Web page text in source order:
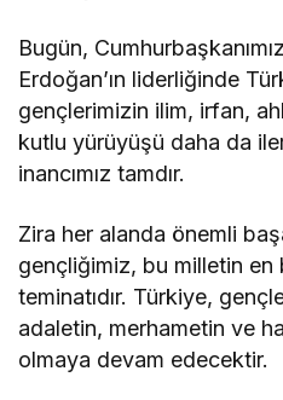
Bugün,
Erdoğan’ın liderliğinde
gençlerimizin ilim, irfan,
kutlu yürüyüşü daha da
inancımız tamdır.
Zira her alanda önemli
gençliğimiz, bu milletin en
teminatıdır. Türkiye,
adaletin, merhametin ve
olmaya devam edecektir.